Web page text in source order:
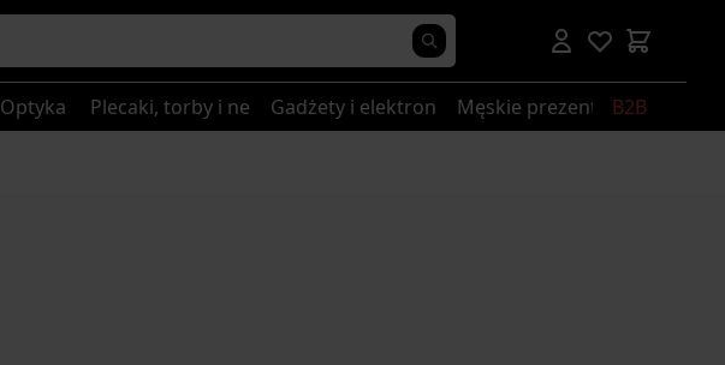
Optyka Plecaki, torby i nerkiGadżety i elektronikaMęskie prezenty B2B